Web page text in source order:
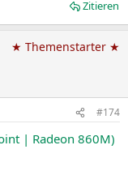
Zitieren
★ Themenstarter ★
#174
| Radeon 860M)